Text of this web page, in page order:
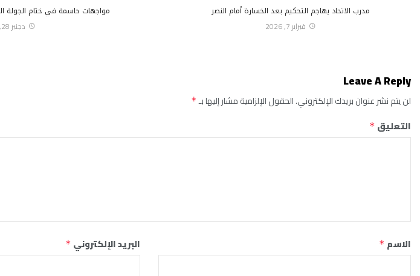
مدرب الاتحاد يهاجم التحكيم بعد الخسارة أمام النصر
فبراير 7, 2026
مواجهات حاسمة في ختام الجولة
دجنبر 28, 2025
Leave A Reply
لن يتم نشر عنوان بريدك الإلكتروني.الحقول الإلزامية مشار إليها بـ*
التعليق *
الاسم * البريد الإلكتروني *